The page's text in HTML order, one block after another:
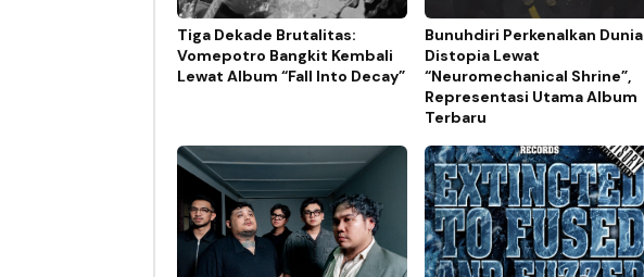
Tiga Dekade Brutalitas:
Vomepotro Bangkit Kembali
Lewat Album “Fall Into Decay”
Bunuhdiri Perkenalkan Dunia
Distopia Lewat
“Neuromechanical Shrine”,
Representasi Utama Album
Terbaru